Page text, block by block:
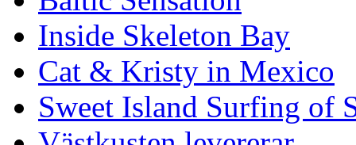
Inside Skeleton Bay
Cat & Kristy in Mexico
Sweet Island Surfing of